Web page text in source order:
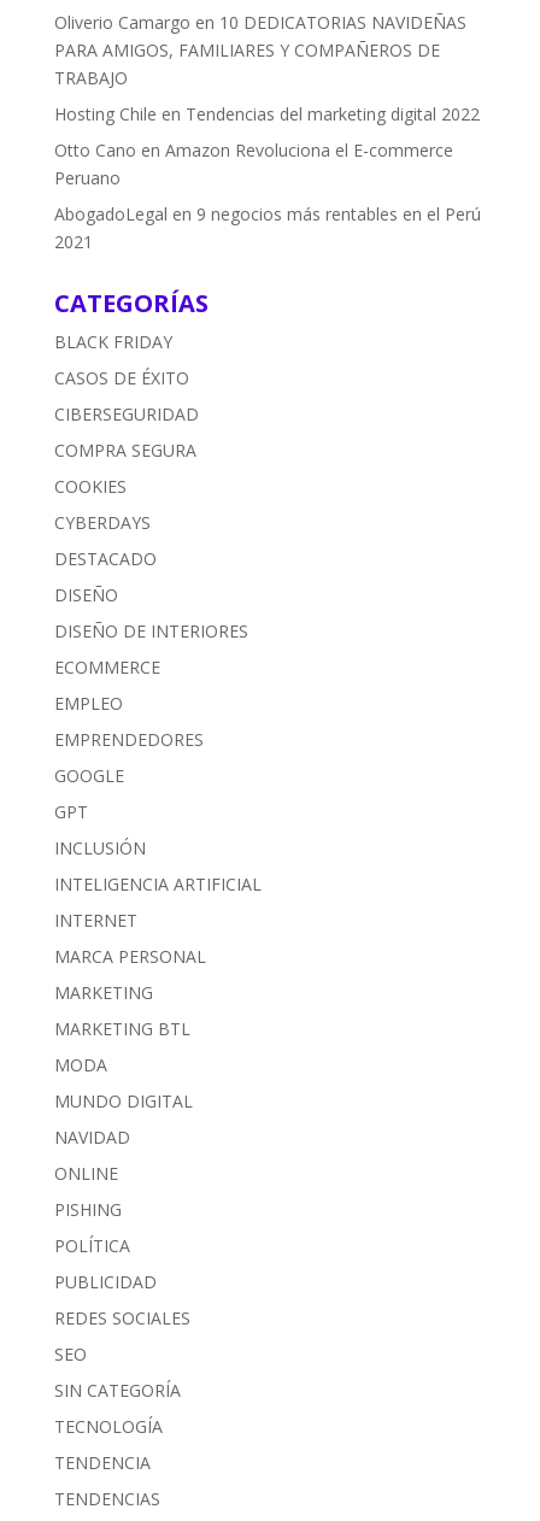
Oliverio Camargo en 10 DEDICATORIAS NAVIDEÑAS
PARA AMIGOS, FAMILIARES Y COMPAÑEROS DE
TRABAJO
Hosting Chile en Tendencias del marketing digital 2022
Otto Cano en Amazon Revoluciona el E-commerce
Peruano
AbogadoLegal en 9 negocios más rentables en el Perú
2021
CATEGORÍAS
BLACK FRIDAY
CASOS DE ÉXITO
CIBERSEGURIDAD
COMPRA SEGURA
COOKIES
CYBERDAYS
DESTACADO
DISEÑO
DISEÑO DE INTERIORES
ECOMMERCE
EMPLEO
EMPRENDEDORES
GOOGLE
GPT
INCLUSIÓN
INTELIGENCIA ARTIFICIAL
INTERNET
MARCA PERSONAL
MARKETING
MARKETING BTL
MODA
MUNDO DIGITAL
NAVIDAD
ONLINE
PISHING
POLÍTICA
PUBLICIDAD
REDES SOCIALES
SEO
SIN CATEGORÍA
TECNOLOGÍA
TENDENCIA
TENDENCIAS